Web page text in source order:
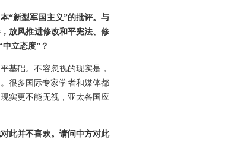
“新型军国主义”的批评。与
放风推进修改和平宪法、修
立态度”？
基础。不容忽视的现实是，
很多国际专家学者和媒体都
实更不能无视，亚太各国应
此并不喜欢。请问中方对此